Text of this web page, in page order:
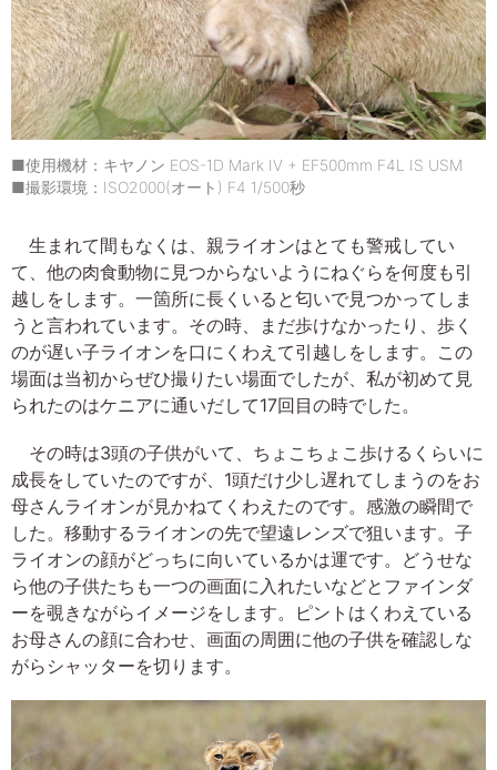
■使用機材：キヤノン EOS-1D Mark IV + EF500mm F4L IS USM
■撮影環境：ISO2000(オート) F4 1/500秒
生まれて間もなくは、親ライオンはとても警戒してい
て、他の肉食動物に見つからないようにねぐらを何度も引
越しをします。一箇所に長くいると匂いで見つかってしま
うと言われています。その時、まだ歩けなかったり、歩く
のが遅い子ライオンを口にくわえて引越しをします。この
場面は当初からぜひ撮りたい場面でしたが、私が初めて見
られたのはケニアに通いだして17回目の時でした。
その時は3頭の子供がいて、ちょこちょこ歩けるくらいに
成長をしていたのですが、1頭だけ少し遅れてしまうのをお
母さんライオンが見かねてくわえたのです。感激の瞬間で
した。移動するライオンの先で望遠レンズで狙います。子
ライオンの顔がどっちに向いているかは運です。どうせな
ら他の子供たちも一つの画面に入れたいなどとファインダ
ーを覗きながらイメージをします。ピントはくわえている
お母さんの顔に合わせ、画面の周囲に他の子供を確認しな
がらシャッターを切ります。